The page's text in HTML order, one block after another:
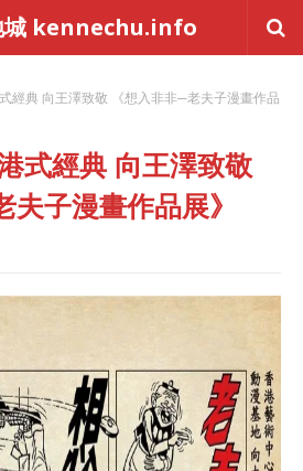
城 kennechu.info
經典 向王澤致敬 《想入非非─老夫子漫畫作品
式經典 向王澤致敬
夫子漫畫作品展》